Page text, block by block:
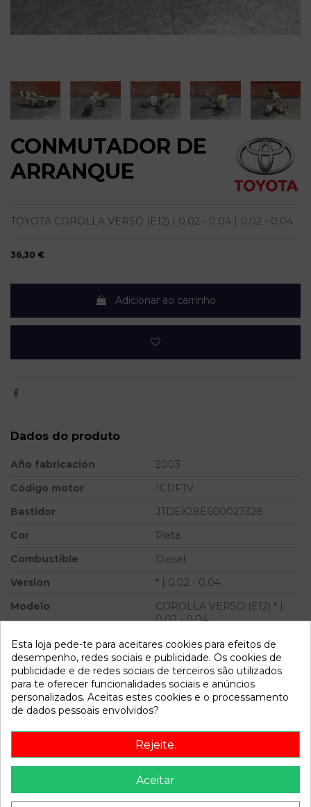
CONMUTADOR DE
ARRANQUE
TOYOTA COROLLA VERSO (E12) | 0.02 - 0.04 | 0.02 - 0.04
36,30 €
Adicionar ao carrinho
Dados do produto
Año fabricación
2003
Código motor
1CDFTV
Bastidor
JTDEX28E600027328
Cor
Plata
Combustible
Diesel
Versión
* | 0.02 - 0.04
Modelo
COROLLA VERSO (E12) * |
0.02 - 0.04
Referência 809871
Disponível a partir de: 2022-04-06
Descrição
Recambio de conmutador de arranque para toyota corolla
verso (e12) | 0.02 - 0.04 | 0.02 - 0.04 referencia OEM IAM
Esta loja pede-te para aceitares cookies para efeitos de
desempenho, redes sociais e publicidade. Os cookies de
publicidade e de redes sociais de terceiros são utilizados
para te oferecer funcionalidades sociais e anúncios
personalizados. Aceitas estes cookies e o processamento
de dados pessoais envolvidos?
Rejeite.
Aceitar